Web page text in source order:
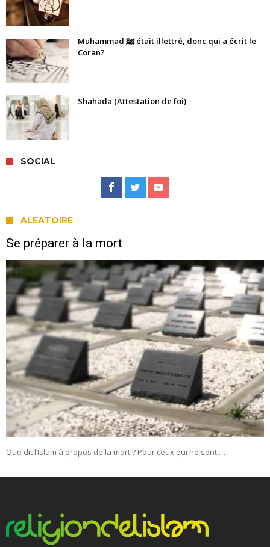
Muhammad ﷺ était illettré, donc qui a écrit le
Coran?
Shahada (Attestation de foi)
SOCIAL
ALEATOIRE
Se préparer à la mort
Que dit l’Islam à propos de la mort ? Pour ceux qui ne sont …